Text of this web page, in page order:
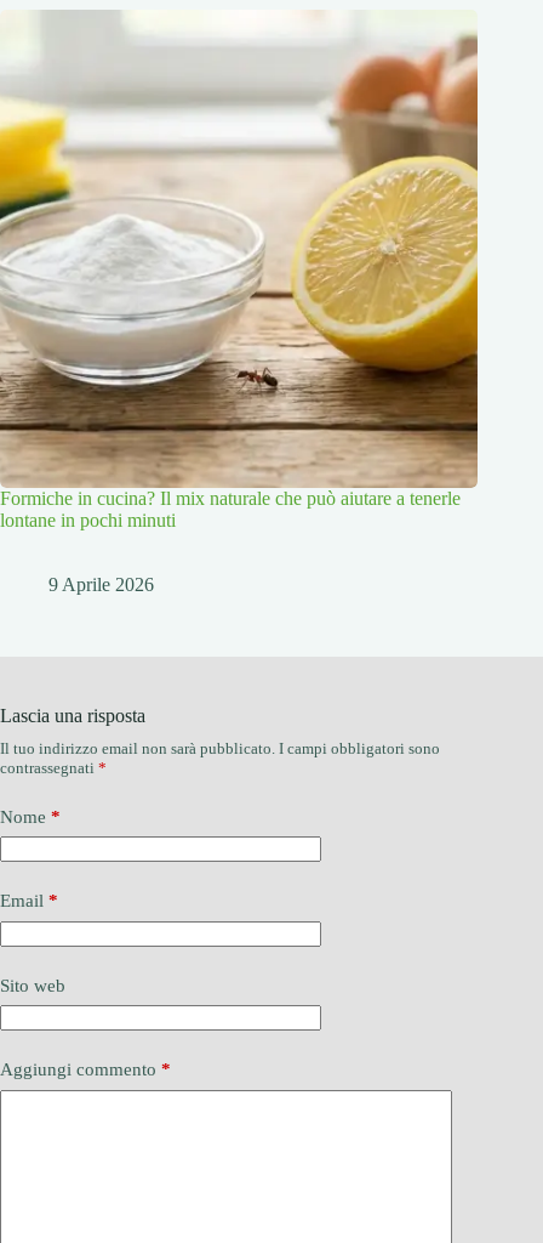
Formiche in cucina? Il mix naturale che può aiutare a tenerle
lontane in pochi minuti
9 Aprile 2026
Lascia una risposta
Il tuo indirizzo email non sarà pubblicato. I campi obbligatori sono
contrassegnati *
Nome *
Email *
Sito web
Aggiungi commento *